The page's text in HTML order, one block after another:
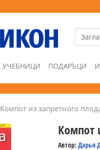
УЧЕБНИЦИ ПОДАРЪЦИ
Компот из запретного
Компот
Автор: Дарья